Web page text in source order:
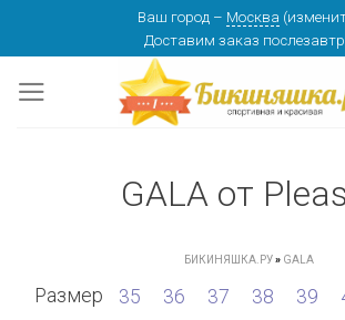
content
Ваш город – Москва (
Доставим заказ
GALA от
БИКИНЯШКА.РУ» GALA
Размер 35 36 37 38 39